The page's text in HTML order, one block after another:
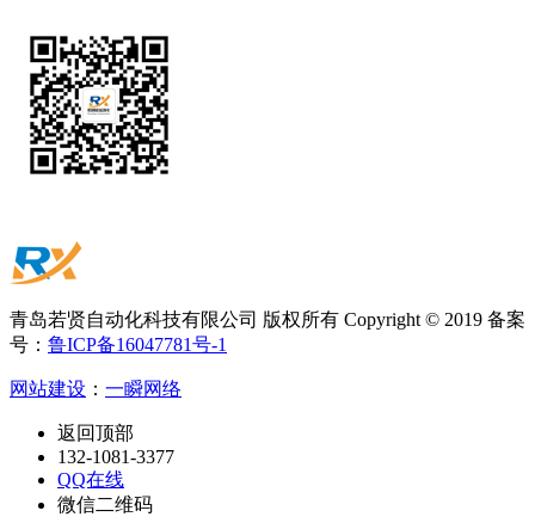
青岛若贤自动化科技有限公司 版权所有 Copyright © 2019 备案
号： 鲁ICP备16047781号-1
网站建设 ： 一瞬网络
返回顶部
132-1081-3377
QQ在线
微信二维码